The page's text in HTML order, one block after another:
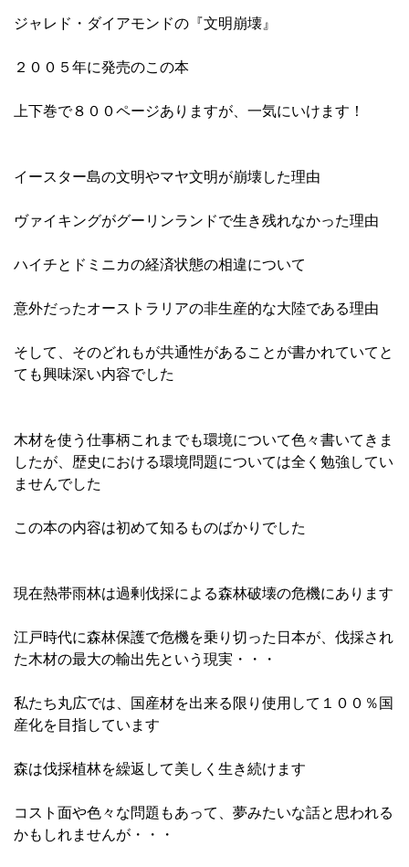
ジャレド・ダイアモンドの『文明崩壊』
２００５年に発売のこの本
上下巻で８００ページありますが、一気にいけます！
イースター島の文明やマヤ文明が崩壊した理由
ヴァイキングがグーリンランドで生き残れなかった理由
ハイチとドミニカの経済状態の相違について
意外だったオーストラリアの非生産的な大陸である理由
そして、そのどれもが共通性があることが書かれていてと
ても興味深い内容でした
木材を使う仕事柄これまでも環境について色々書いてきま
したが、歴史における環境問題については全く勉強してい
ませんでした
この本の内容は初めて知るものばかりでした
現在熱帯雨林は過剰伐採による森林破壊の危機にあります
江戸時代に森林保護で危機を乗り切った日本が、伐採され
た木材の最大の輸出先という現実・・・
私たち丸広では、国産材を出来る限り使用して１００％国
産化を目指しています
森は伐採植林を繰返して美しく生き続けます
コスト面や色々な問題もあって、夢みたいな話と思われる
かもしれませんが・・・